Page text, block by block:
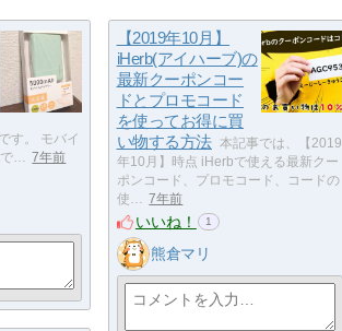
す。 モバイ
で…
7年前
【2019年10月】
iHerb(アイハーブ)の
最新クーポンコー
ドとプロモコード
を使ってお得に買
い物する方法
本記事では、【2019
年10月】時点 iHerbで使える最新クー
ポンコード、プロモコード、コードの
使…
7年前
いいね！ 1
熊倉マリ